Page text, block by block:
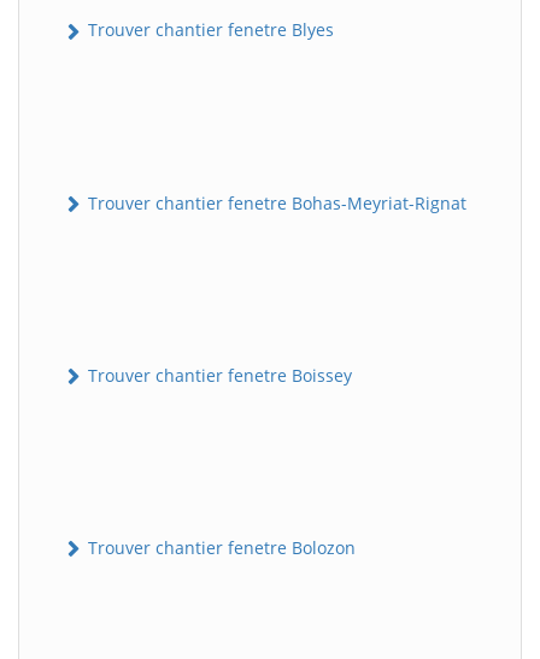
Trouver chantier fenetre Blyes
Trouver chantier fenetre Bohas-Meyriat-Rignat
Trouver chantier fenetre Boissey
Trouver chantier fenetre Bolozon